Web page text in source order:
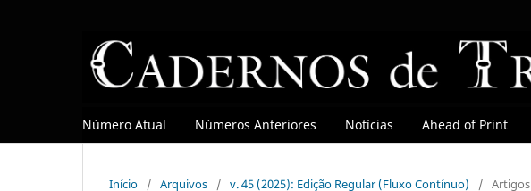
Número Atual Números Anteriores Notícias Ahead of Print
Início / Arquivos / v. 45 (2025): Edição Regular (Fluxo Contínuo) / Artigos